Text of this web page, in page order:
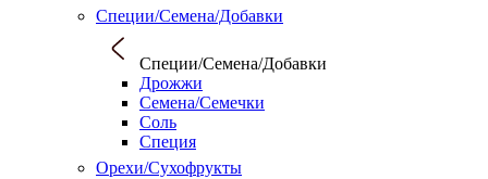
Специи/Семена/Добавки
Специи/Семена/Добавки
Дрожжи
Семена/Семечки
Соль
Специя
Орехи/Сухофрукты